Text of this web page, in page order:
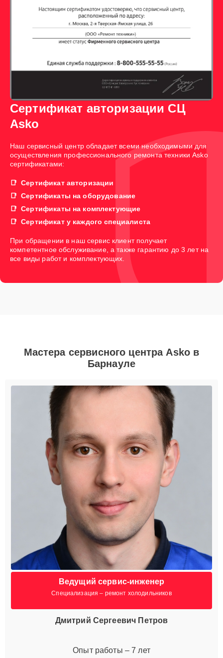
Сертификат авторизации СЦ
Asko
Наш сервисный центр обладает всеми необходимыми для
осуществления профессионального ремонта техники Asko
сертификатами:
Сертификат авторизации
Сертификаты на оборудование
Сертификаты на комплектующие
Сертификат у каждого специалиста
При обращении в наш сервис клиент получает
компетентное обслуживание, а также гарантию до 3 лет на
все виды работ и комплектующих.
Мастера сервисного центра Asko в
Барнауле
Ведущий сервис-инженер
Специализация – ремонт холодильников
Дмитрий Сергеевич Петров
Опыт работы – 7 лет